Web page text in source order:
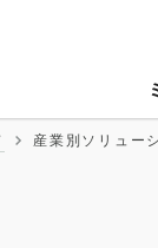
産業別ソリュー